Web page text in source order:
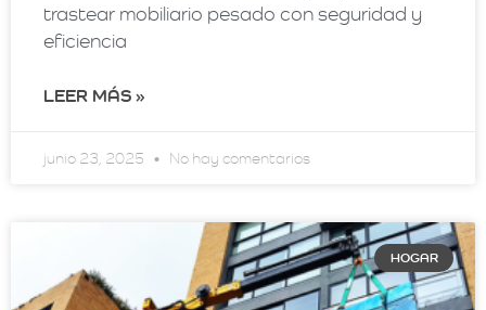
trastear mobiliario pesado con seguridad y
eficiencia
LEER MÁS »
junio 23, 2025 No hay comentarios
HOGAR